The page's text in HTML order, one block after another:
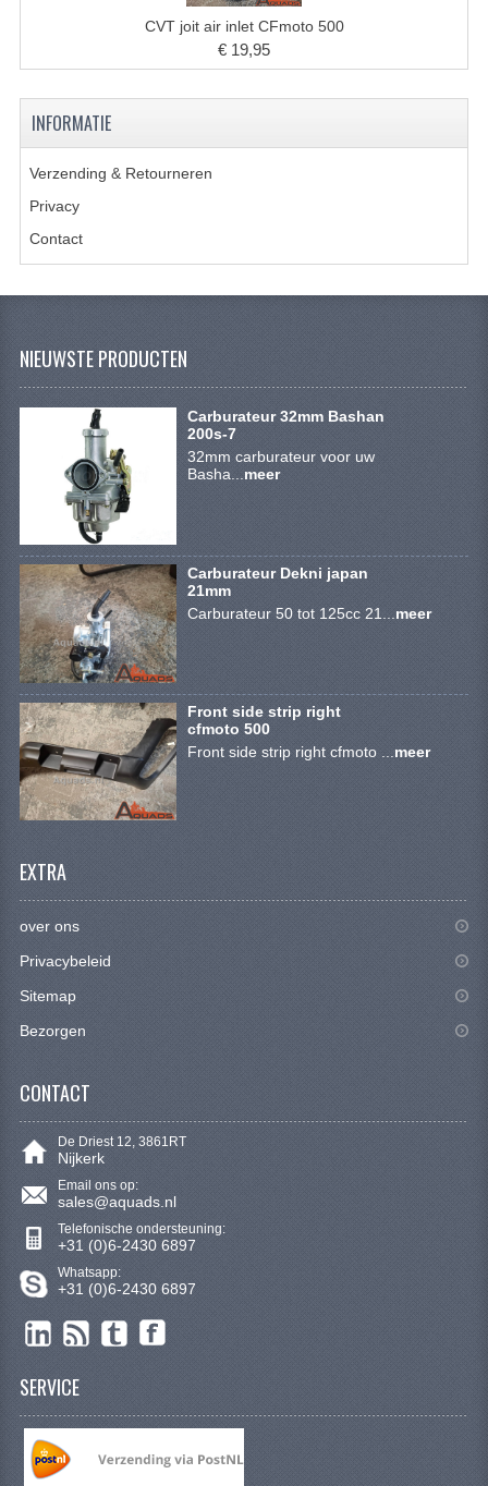
ACCESSOIRES
GEREEDSCHAP
SHINERAY ONDERDELEN
SHINERAY 200STIIE-B
SHINERAY 250 STXE
ACCESSOIRES
ELECTRONICA
KABELS
MOTOR ONDERDELEN
REM SYSTEEM
ACCESSOIRES
BODY KAPPEN EN FRAME
GEREEDSCHAP
KABELS
CVT joit air inlet CFmoto 500
€ 19,95
INFORMATIE
Verzending & Retourneren
Privacy
Contact
NIEUWSTE PRODUCTEN
Carburateur 32mm Bashan
200s-7
32mm carburateur voor uw
Basha... meer
Carburateur Dekni japan
21mm
Carburateur 50 tot 125cc 21...meer
Front side strip right
cfmoto 500
Front side strip right cfmoto ... meer
EXTRA
over ons
Privacybeleid
Sitemap
Bezorgen
CONTACT
De Driest 12, 3861RT
Nijkerk
Email ons op:
sales@aquads.nl
Telefonische ondersteuning:
+31 (0)6-2430 6897
Whatsapp:
+31 (0)6-2430 6897
SERVICE